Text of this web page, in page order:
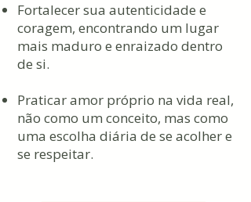
Fortalecer sua autenticidade e
coragem, encontrando um lugar
mais maduro e enraizado dentro
de si.
Praticar amor próprio na vida real,
não como um conceito, mas como
uma escolha diária de se acolher e
se respeitar.